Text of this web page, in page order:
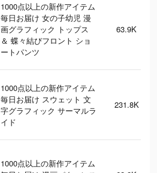
1000点以上の新作アイテム
毎日お届け 女の子幼児 漫
画グラフィック トップス
＆ 蝶々結びフロント ショ
ートパンツ
63.9K
1000点以上の新作アイテム
毎日お届け スウェット 文
字グラフィック サーマルラ
イド
231.8K
1000点以上の新作アイテム